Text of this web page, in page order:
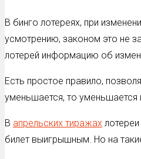
В бинго лотереях, при
усмотрению, законом это не
лотерей информацию об
Есть простое правило,
уменьшается, то
В апрельских тиражах
билет выигрышным. Но на